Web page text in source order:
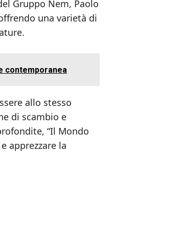
Gruppo Nem, Paolo
una varietà di
contemporanea
allo stesso
di scambio e
“Il Mondo
apprezzare la